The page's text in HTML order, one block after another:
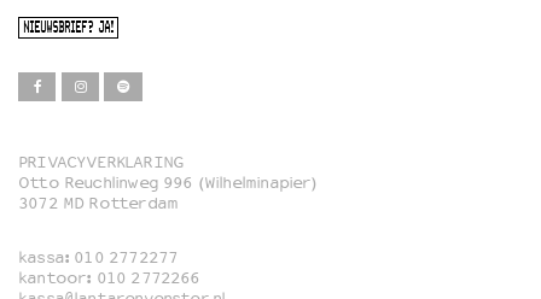
NIEUWSBRIEF? JA!
Film
Familie
PRIVACYVERKLARING
Otto Reuchlinweg 996 (Wilhelminapier)
3072 MD Rotterdam
kassa: 010 2772277
kantoor: 010 2772266